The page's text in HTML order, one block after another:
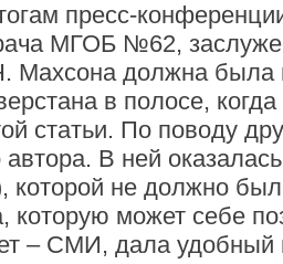
пресс-
МГОБ №62,
Махсона должна
в полосе, когда
статьи. По поводу
автора. В ней
которой не должно
которую может себе
– СМИ, дала удобный